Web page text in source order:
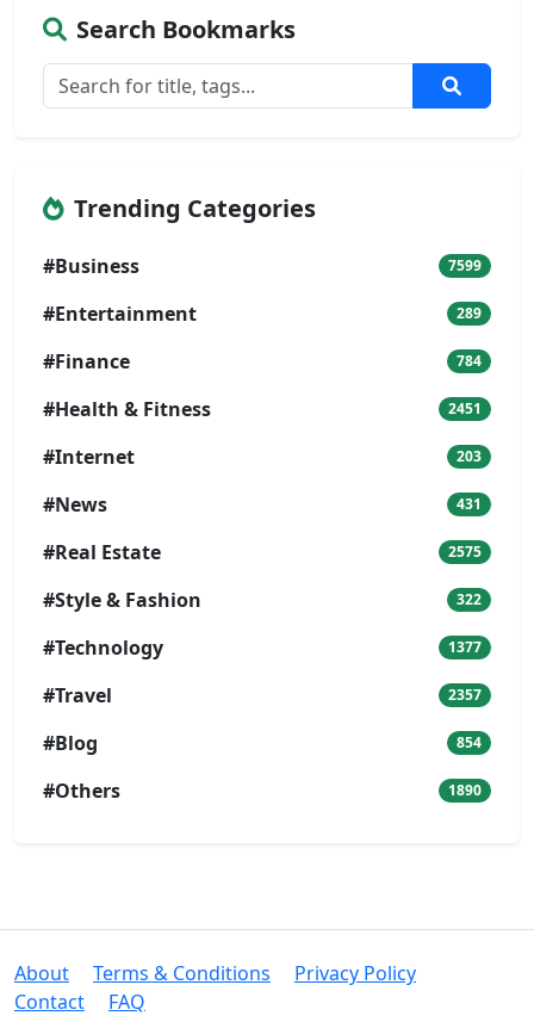
Search Bookmarks
Trending Categories
#Business 7599
#Entertainment 289
#Finance 784
#Health & Fitness 2451
#Internet 203
#News 431
#Real Estate 2575
#Style & Fashion 322
#Technology 1377
#Travel 2357
#Blog 854
#Others 1890
About Terms & Conditions
Privacy Policy
Contact
FAQ